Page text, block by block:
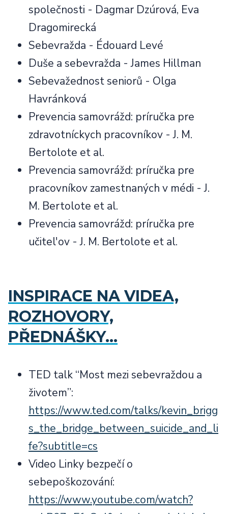
společnosti - Dagmar Dzúrová, Eva
Dragomirecká
Sebevražda - Édouard Levé
Duše a sebevražda - James Hillman
Sebevažednost seniorů - Olga
Havránková
Prevencia samovrážd: príručka pre
zdravotníckych pracovníkov - J. M.
Bertolote et al.
Prevencia samovrážd: príručka pre
pracovníkov zamestnaných v médi - J.
M. Bertolote et al.
Prevencia samovrážd: príručka pre
učitel'ov - J. M. Bertolote et al.
INSPIRACE NA VIDEA,
ROZHOVORY,
PŘEDNÁŠKY…
TED talk “Most mezi sebevraždou a
životem”:
https://www.ted.com/talks/kevin_brigg
s_the_bridge_between_suicide_and_li
fe?subtitle=cs
Video Linky bezpečí o
sebepoškozování:
https://www.youtube.com/watch?